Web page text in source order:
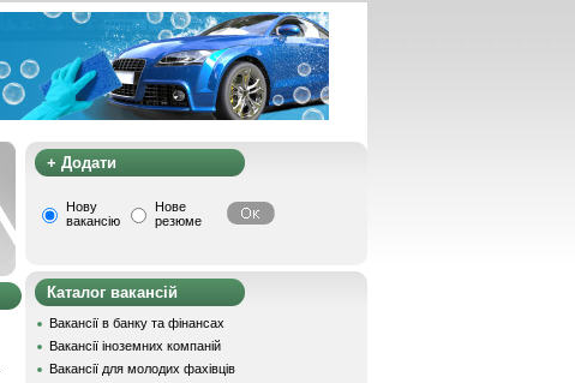
+ Додати
Нову
вакансію
Нове
резюме
Каталог вакансій
Вакансії в банку та фінансах
Вакансії іноземних компаній
Вакансії для молодих фахівців